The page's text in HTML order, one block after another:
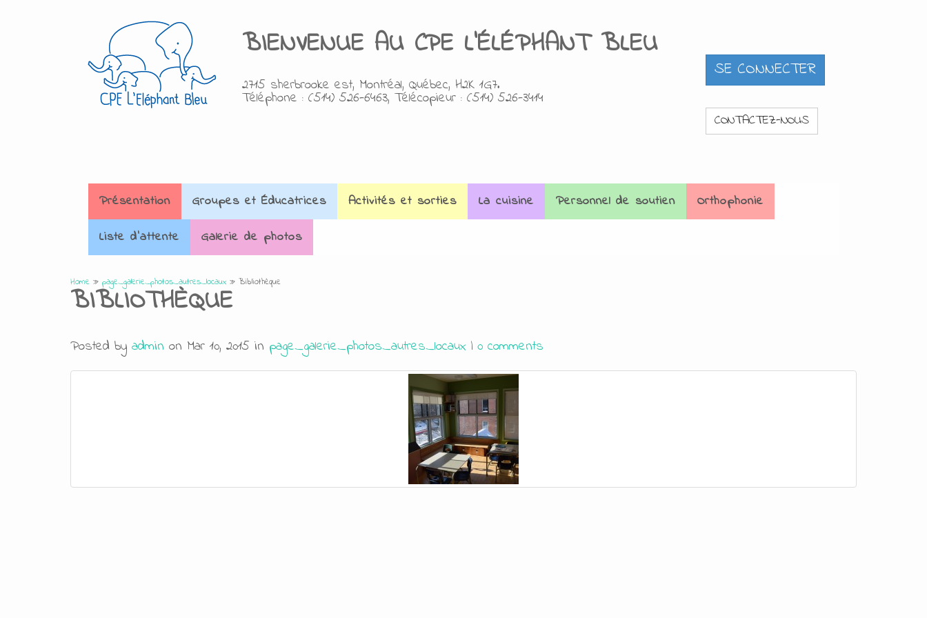
BIENVENUE AU CPE L'ÉLÉPHANT BLEU
2715 sherbrooke est, Montréal, Québec, H2K 1G7.
Téléphone : (514) 526-6463, Télécopieur : (514) 526-3414
CONTACTEZ-NOUS
Présentation Groupes et Éducatrices Activités et sorties La cuisine Personnel de soutien
Orthophonie
Liste d'attente
Galerie de photos
Home » page_galerie_photos_autres_locaux » Bibliothèque
BIBLIOTHÈQUE
Posted by admin on Mar 10, 2015 in page_galerie_photos_autres_locaux | 0 comments